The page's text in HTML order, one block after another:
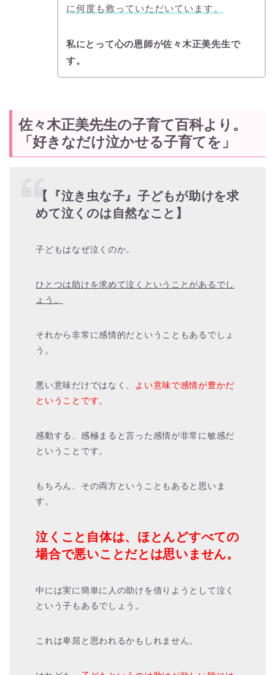
に何度も救っていただいています。
私にとって心の恩師が佐々木正美先生で
す。
佐々木正美先生の子育て百科より。
「好きなだけ泣かせる子育てを」
【『泣き虫な子』子どもが助けを求
めて泣くのは自然なこと】
子どもはなぜ泣くのか。
ひとつは助けを求めて泣くということがあるでし
ょう。
それから非常に感情的だということもあるでしょ
う。
悪い意味だけではなく、 よい意味で感情が豊かだ
ということです。
感動する、感極まると言った感情が非常に敏感だ
ということです。
もちろん、その両方ということもあると思いま
す。
泣くこと自体は、ほとんどすべての
場合で悪いことだとは思いません。
中には実に簡単に人の助けを借りようとして泣く
という子もあるでしょう。
これは卑屈と思われるかもしれません。